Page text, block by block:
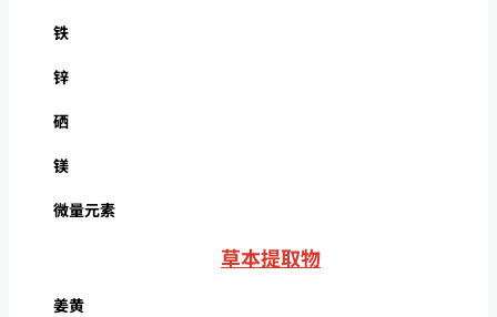
铁
锌
硒
镁
微量元素
草本提取物
姜黄